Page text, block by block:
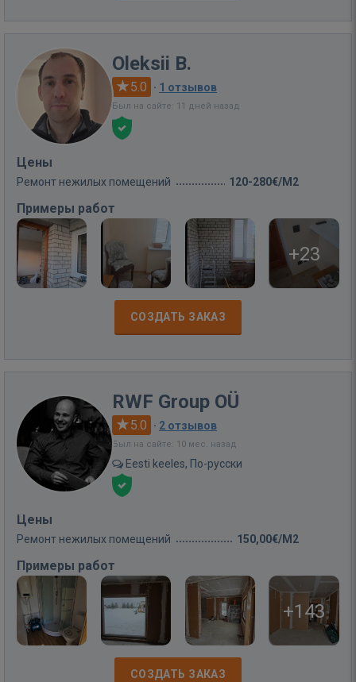
Oleksii B.
5.0 · 1 отзывов
Был на сайте: 11 дней назад
Цены
Ремонт нежилых помещений 120-280€/M2
Примеры работ
+23
СОЗДАТЬ ЗАКАЗ
RWF Group OÜ
5.0 · 2 отзывов
Был на сайте: 10 мес. назад
Eesti keeles, По-русски
Цены
Ремонт нежилых помещений 150,00€/M2
Примеры работ
+143
СОЗДАТЬ ЗАКАЗ